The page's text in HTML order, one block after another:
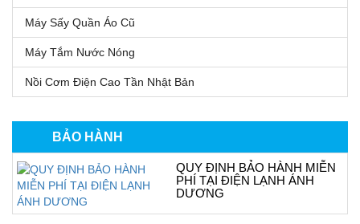
Máy Sấy Quần Áo Cũ
Máy Tắm Nước Nóng
Nồi Cơm Điện Cao Tần Nhật Bản
BẢO HÀNH
QUY ĐỊNH BẢO HÀNH MIỄN
PHÍ TẠI ĐIỆN LẠNH ÁNH
DƯƠNG